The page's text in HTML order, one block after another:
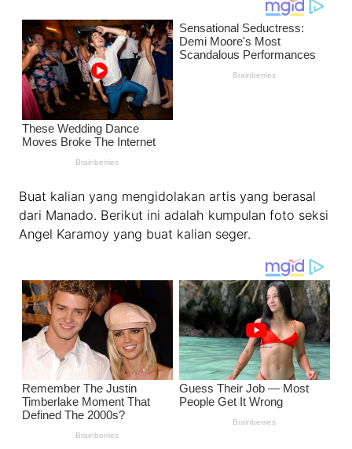
Buat kalian yang mengidolakan artis yang berasal
dari Manado. Berikut ini adalah kumpulan foto seksi
Angel Karamoy yang buat kalian seger.